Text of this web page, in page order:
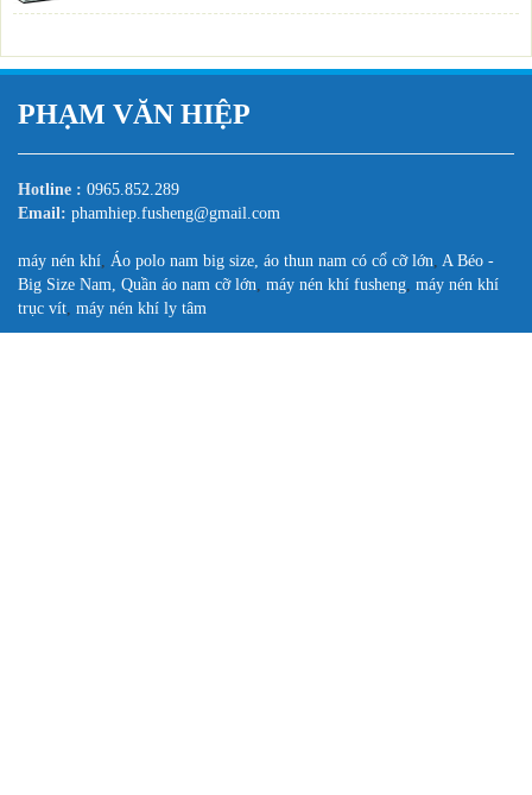
PHẠM VĂN HIỆP
Hotline : 0965.852.289
Email: phamhiep.fusheng@gmail.com
máy nén khí Áo polo nam big size, áo thun nam có cổ cỡ lớn A Béo -
Big Size Nam, Quần áo nam cỡ lớn máy nén khí fusheng máy nén khí
trục vít máy nén khí ly tâm